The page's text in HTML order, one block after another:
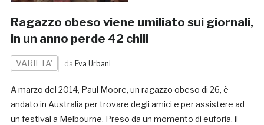
Ragazzo obeso viene umiliato sui giornali,
in un anno perde 42 chili
VARIETA' da Eva Urbani
A marzo del 2014, Paul Moore, un ragazzo obeso di 26, è
andato in Australia per trovare degli amici e per assistere ad
un festival a Melbourne. Preso da un momento di euforia, il